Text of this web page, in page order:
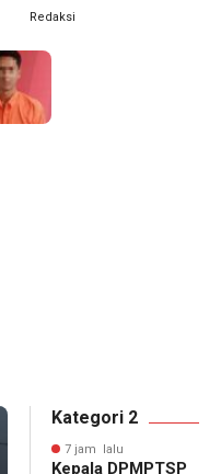
Redaksi
Kategori 2
7 jam lalu
Kepala DPMPTSP